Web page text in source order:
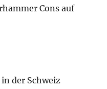
Cons auf
der Schweiz